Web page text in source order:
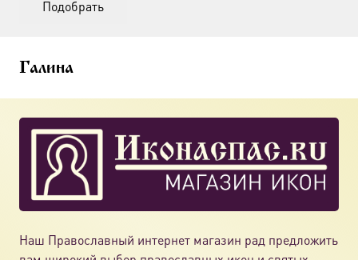
Подобрать
Галина
Наш Православный интернет магазин рад предложить